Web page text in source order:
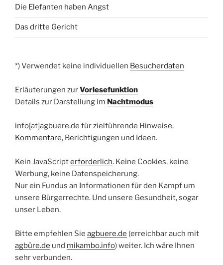
Die Elefanten haben Angst
Das dritte Gericht
*) Verwendet keine individuellen Besucherdaten
Erläuterungen zurVorlesefunktion
Details zur Darstellung im Nachtmodus
info[at]agbuere.de für zielführende Hinweise,
Kommentare, Berichtigungen und Ideen.
Kein JavaScripterforderlich. Keine Cookies, keine
Werbung, keine Datenspeicherung.
Nur ein Fundus an Informationen für den Kampf um
unsere Bürgerrechte. Und unsere Gesundheit, sogar
unser Leben.
Bitte empfehlen Sie agbuere.de (erreichbar auch mit
agbüre.de und mikambo.info) weiter. Ich wäre Ihnen
sehr verbunden.